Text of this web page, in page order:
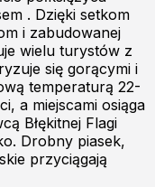
. Dzięki setkom
i zabudowanej
wielu turystów z
się gorącymi i
temperaturą 22-
a miejscami osiąga
Błękitnej Flagi
Drobny piasek,
przyciągają